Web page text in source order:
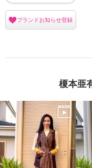
ブランドお知らせ登録
榎本亜